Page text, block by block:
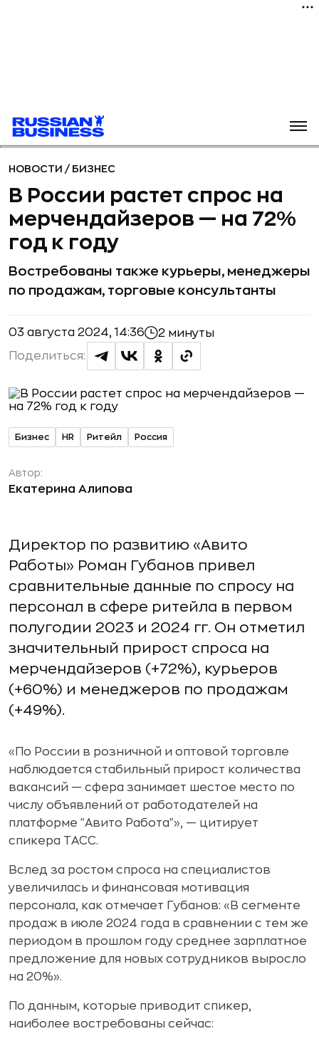
НОВОСТИ / БИЗНЕС
В России растет спрос на
мерчендайзеров — на 72%
год к году
Востребованы также курьеры, менеджеры
по продажам, торговые консультанты
03 августа 2024, 14:36 2 минуты
Поделиться:
Бизнес HR Ритейл Россия
Автор:
Екатерина Алипова
Директор по развитию «Авито
Работы» Роман Губанов привел
сравнительные данные по спросу на
персонал в сфере ритейла в первом
полугодии 2023 и 2024 гг. Он отметил
значительный прирост спроса на
мерчендайзеров (+72%), курьеров
(+60%) и менеджеров по продажам
(+49%).
«По России в розничной и оптовой торговле
наблюдается стабильный прирост количества
вакансий — сфера занимает шестое место по
числу объявлений от работодателей на
платформе "Авито Работа"», — цитирует
спикера ТАСС.
Вслед за ростом спроса на специалистов
увеличилась и финансовая мотивация
персонала, как отмечает Губанов: «В сегменте
продаж в июле 2024 года в сравнении с тем же
периодом в прошлом году среднее зарплатное
предложение для новых сотрудников выросло
на 20%».
По данным, которые приводит спикер,
наиболее востребованы сейчас: